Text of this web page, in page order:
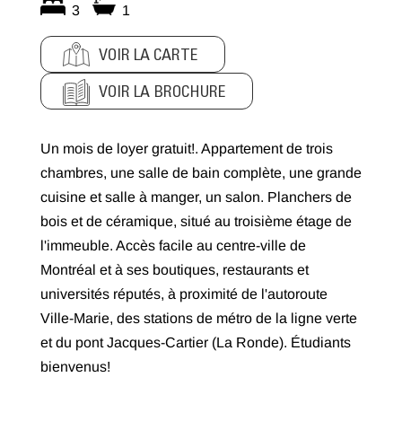
3 1
VOIR LA CARTE
VOIR LA BROCHURE
Un mois de loyer gratuit!. Appartement de trois
chambres, une salle de bain complète, une grande
cuisine et salle à manger, un salon. Planchers de
bois et de céramique, situé au troisième étage de
l'immeuble. Accès facile au centre-ville de
Montréal et à ses boutiques, restaurants et
universités réputés, à proximité de l'autoroute
Ville-Marie, des stations de métro de la ligne verte
et du pont Jacques-Cartier (La Ronde). Étudiants
bienvenus!